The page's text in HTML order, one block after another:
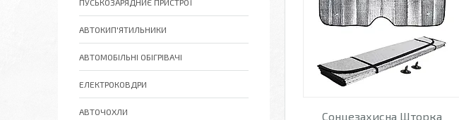
Сонцезахисна Шторка
ПУСЬКОЗАРЯДНИЄ ПРИСТРОЇ
АВТОКИП'ЯТИЛЬНИКИ
АВТОМОБІЛЬНІ ОБІГРІВАЧІ
ЕЛЕКТРОКОВДРИ
АВТОЧОХЛИ